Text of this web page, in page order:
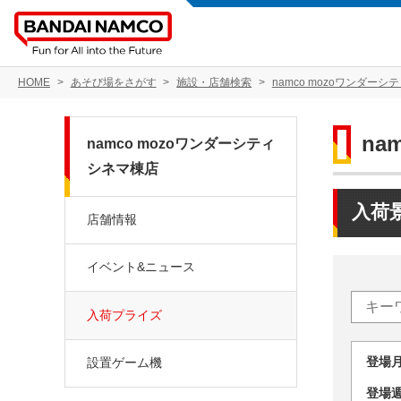
HOME あそび場をさがす 施設・店舗検索 namco mozoワンダーシ
入荷
登
登
namco mozoワンダーシティ
シネマ棟店
店舗情報
イベント&ニュース
入荷プライズ
設置ゲーム機